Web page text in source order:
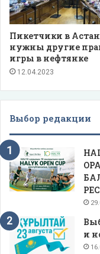
Пикетчики в
нужны другие
игры в нефтянке
12.04.2023
Выбор редакции
и